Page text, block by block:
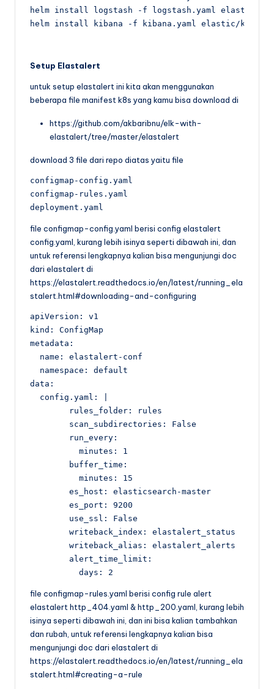
helm install logstash -f logstash.yaml elastic/
helm install kibana -f kibana.yaml elastic/kibana
Setup Elastalert
untuk setup elastalert ini kita akan menggunakan
beberapa file manifest k8s yang kamu bisa download di
https://github.com/akbaribnu/elk-with-
elastalert/tree/master/elastalert
download 3 file dari repo diatas yaitu file
configmap-config.yaml
configmap-rules.yaml
deployment.yaml
file configmap-config.yaml berisi config elastalert
config.yaml, kurang lebih isinya seperti dibawah ini, dan
untuk referensi lengkapnya kalian bisa mengunjungi doc
dari elastalert di
https://elastalert.readthedocs.io/en/latest/running_ela
stalert.html#downloading-and-configuring
apiVersion: v1
kind: ConfigMap
metadata:
  name: elastalert-conf
  namespace: default
data:
  config.yaml: |
        rules_folder: rules
        scan_subdirectories: False
        run_every:
          minutes: 1
        buffer_time:
          minutes: 15
        es_host: elasticsearch-master
        es_port: 9200
        use_ssl: False
        writeback_index: elastalert_status
        writeback_alias: elastalert_alerts
        alert_time_limit:
          days: 2
file configmap-rules.yaml berisi config rule alert
elastalert http_404.yaml & http_200.yaml, kurang lebih
isinya seperti dibawah ini, dan ini bisa kalian tambahkan
dan rubah, untuk referensi lengkapnya kalian bisa
mengunjungi doc dari elastalert di
https://elastalert.readthedocs.io/en/latest/running_ela
stalert.html#creating-a-rule